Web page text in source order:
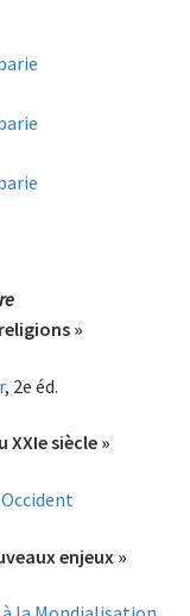
»
, 2e éd.
siècle »
enjeux »